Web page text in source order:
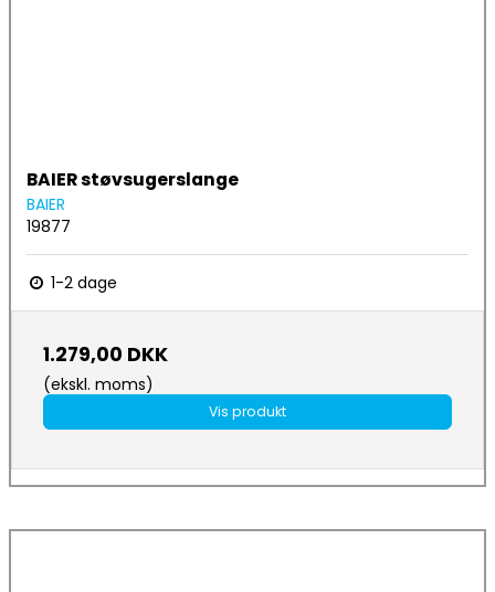
BAIER støvsugerslange
BAIER
19877
1-2 dage
1.279,00 DKK
(ekskl. moms)
Vis produkt